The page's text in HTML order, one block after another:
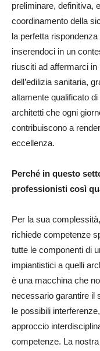
preliminare, definitiva,
coordinamento della
la perfetta
inserendoci in un
riusciti ad affermarci
dell’edilizia sanitaria,
altamente qualificato
architetti che ogni
contribuiscono a
eccellenza.
Perché in questo
professionisti così
Per la sua
richiede competenze
tutte le componenti di
impiantistici a quelli
è una macchina che
necessario garantire il
le possibili
approccio
competenze. La